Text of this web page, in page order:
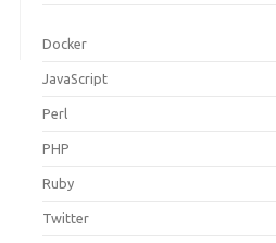
Docker
JavaScript
Perl
PHP
Ruby
Twitter